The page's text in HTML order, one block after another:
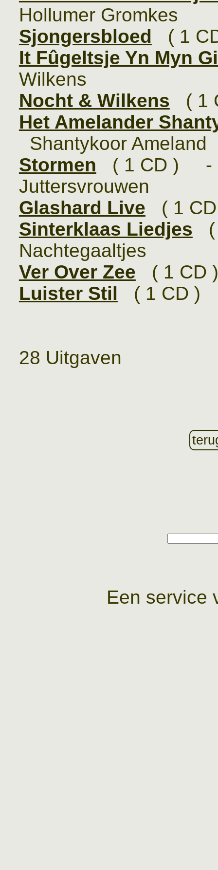
Hollumer Gromkes
Sjongersbloed ( 1
It Fûgeltsje Yn Myn
Wilkens
Nocht & Wilkens ( 1
Het Amelander
Shantykoor Ameland
Stormen ( 1 CD ) -
Juttersvrouwen
Glashard Live ( 1
Sinterklaas Liedjes (
Nachtegaaltjes
Ver Over Zee ( 1
Luister Stil ( 1 CD
28 Uitgaven
Een service